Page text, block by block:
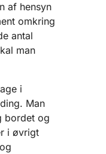
af hensyn
omkring
antal
man
i
Man
bordet og
i øvrigt